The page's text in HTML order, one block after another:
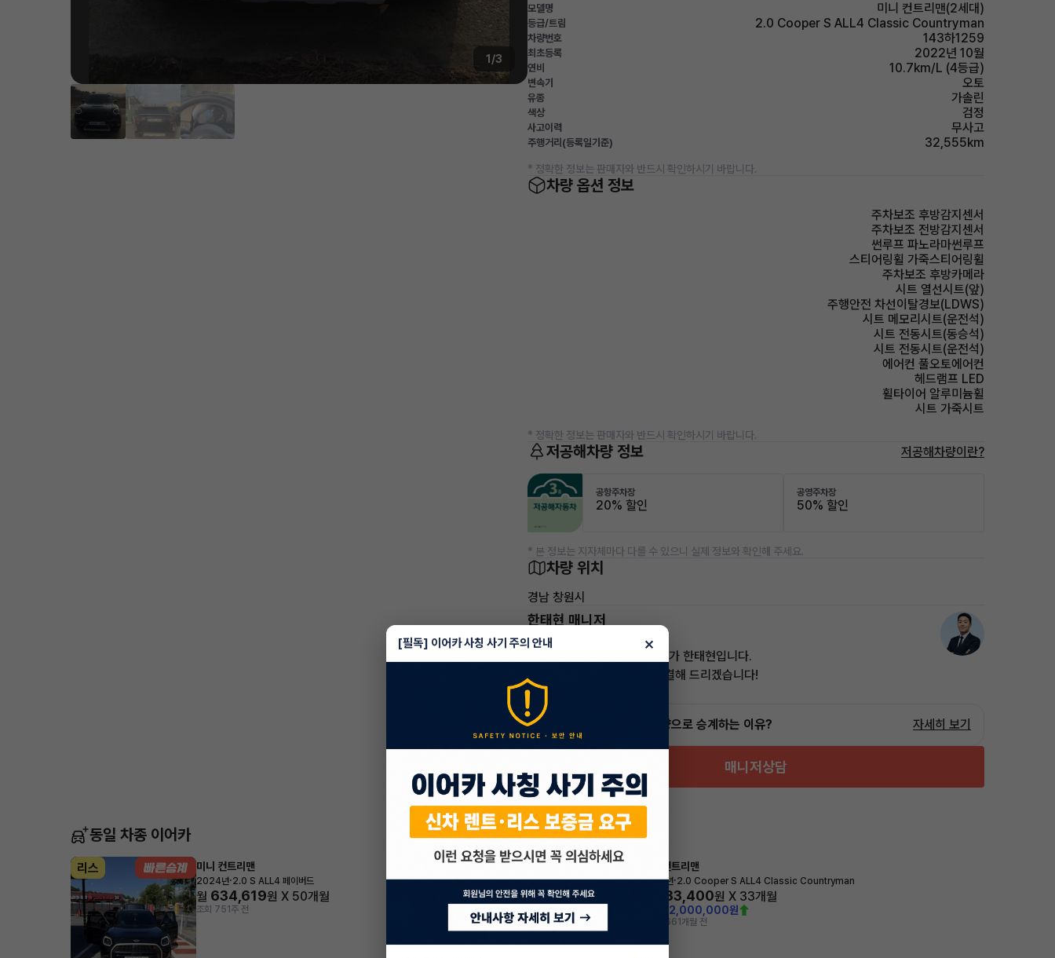
1/3
모델명 미니 컨트리맨(2세대)
등급/트림 2.0 Cooper S ALL4 Classic Countryman
차량번호 143하1259
최초등록 2022년 10월
연비 10.7km/L (4등급)
변속기 오토
유종 가솔린
색상 검정
사고이력 무사고
주행거리(등록일기준) 32,555km
* 정확한 정보는 판매자와 반드시 확인하시기 바랍니다.
차량 옵션 정보
주차보조 후방감지센서
주차보조 전방감지센서
썬루프 파노라마썬루프
스티어링휠 가죽스티어링휠
주차보조 후방카메라
시트 열선시트(앞)
주행안전 차선이탈경보(LDWS)
시트 메모리시트(운전석)
시트 전동시트(동승석)
시트 전동시트(운전석)
에어컨 풀오토에어컨
헤드램프 LED
휠타이어 알루미늄휠
시트 가죽시트
* 정확한 정보는 판매자와 반드시 확인하시기 바랍니다.
저공해차량 정보 저공해차량이란?
공항주차장
20% 할인
공영주차장
50% 할인
* 본 정보는 지자체마다 다를 수 있으니 실제 정보와 확인해 주세요.
차량 위치
경남 창원시
한태현 매니저
전문교육수료
안녕하세요! 이어카 승계전문가 한태현입니다.
렌트, 리스 승계 깔끔하게 해결해 드리겠습니다!
5.0
인증 차량으로 승계하는 이유? 자세히 보기
매니저상담
동일 차종 이어카
리스 미니 컨트리맨
2024년·2.0 S ALL4 페이버드
월 634,619원 X 50개월
조회 751주 전
렌트 미니 컨트리맨
2024년·2.0 Cooper S ALL4 Classic Countryman
983,400원 X 33개월
2,000,000원
조회 9661개월 전
[필독] 이어카 사칭 사기 주의 안내 ×